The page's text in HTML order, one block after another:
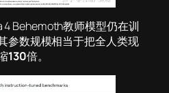
4 Behemoth教师模型仍在训
参数规模相当于把全人类现
130倍。